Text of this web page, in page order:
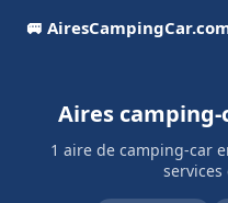
🚐
Aires camping-
1 aire de camping-car